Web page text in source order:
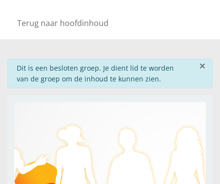
Terug naar hoofdinhoud
×
info
Dit is een besloten groep. Je dient lid te worden
van de groep om de inhoud te kunnen zien.